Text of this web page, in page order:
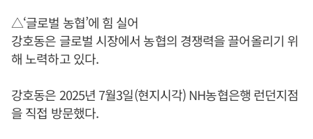
△‘글로벌 농협’에 힘 실어
강호동은 글로벌 시장에서 농협의 경쟁력을 끌어올리기 위
해 노력하고 있다.
강호동은 2025년 7월3일(현지시각) NH농협은행 런던지점
을 직접 방문했다.